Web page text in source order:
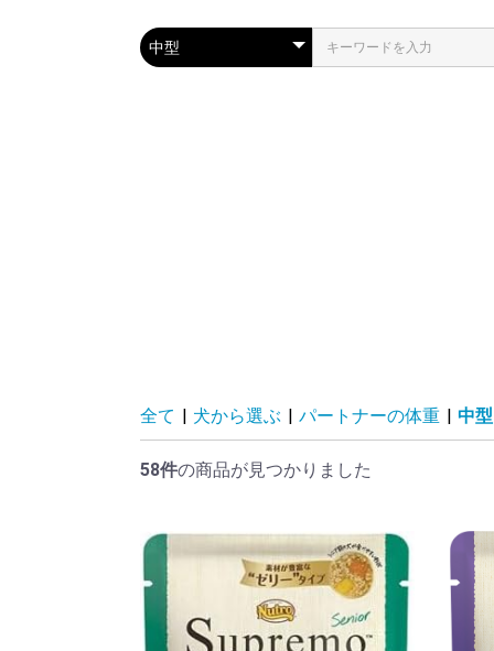
全て 犬から選ぶ パートナーの体重 中型
58件の商品が見つかりました